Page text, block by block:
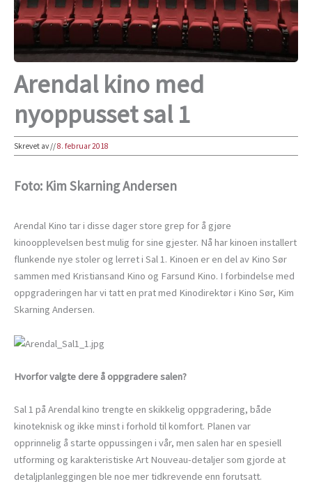
Arendal kino med
nyoppusset sal 1
Skrevet av//8. februar 2018
Foto: Kim Skarning Andersen
Arendal Kino tar i disse dager store grep for å gjøre
kinoopplevelsen best mulig for sine gjester. Nå har kinoen installert
flunkende nye stoler og lerret i Sal 1. Kinoen er en del av Kino Sør
sammen med Kristiansand Kino og Farsund Kino. I forbindelse med
oppgraderingen har vi tatt en prat med Kinodirektør i Kino Sør, Kim
Skarning Andersen.
Hvorfor valgte dere å oppgradere salen?
Sal 1 på Arendal kino trengte en skikkelig oppgradering, både
kinoteknisk og ikke minst i forhold til komfort. Planen var
opprinnelig å starte oppussingen i vår, men salen har en spesiell
utforming og karakteristiske Art Nouveau-detaljer som gjorde at
detaljplanleggingen ble noe mer tidkrevende enn forutsatt.